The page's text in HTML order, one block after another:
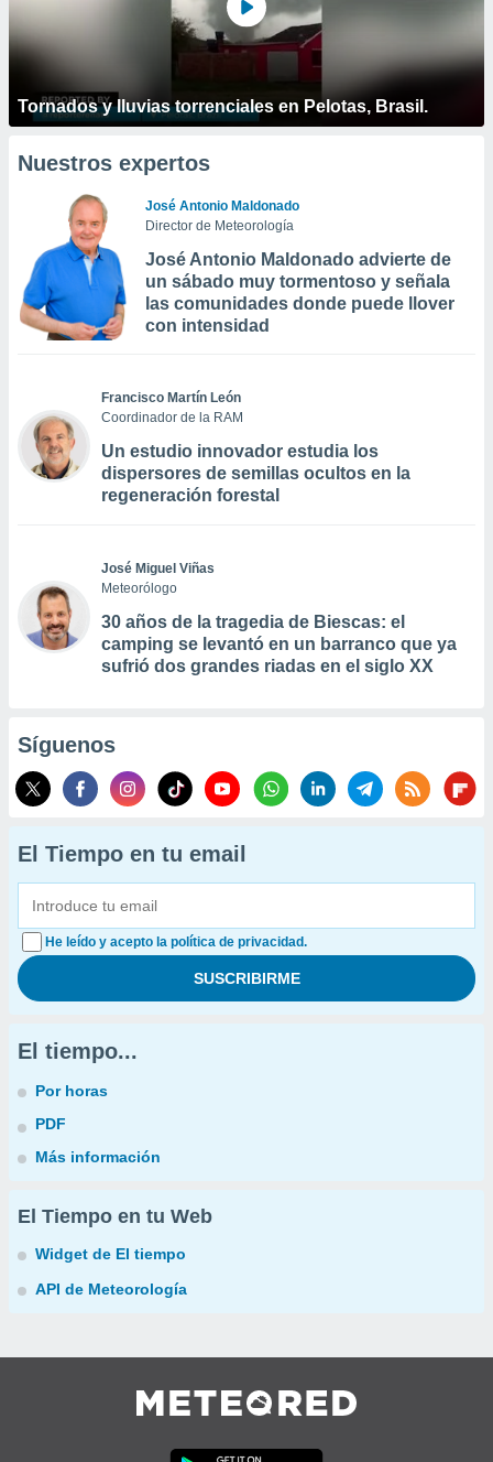
Tornados y lluvias torrenciales en Pelotas, Brasil.
Nuestros expertos
José Antonio Maldonado
Director de Meteorología
José Antonio Maldonado advierte de
un sábado muy tormentoso y señala
las comunidades donde puede llover
con intensidad
Francisco Martín León
Coordinador de la RAM
Un estudio innovador estudia los
dispersores de semillas ocultos en la
regeneración forestal
José Miguel Viñas
Meteorólogo
30 años de la tragedia de Biescas: el
camping se levantó en un barranco que ya
sufrió dos grandes riadas en el siglo XX
Síguenos
El Tiempo en tu email
He leído y acepto la política de privacidad.
El tiempo...
Por horas
PDF
Más información
El Tiempo en tu Web
Widget de El tiempo
API de Meteorología